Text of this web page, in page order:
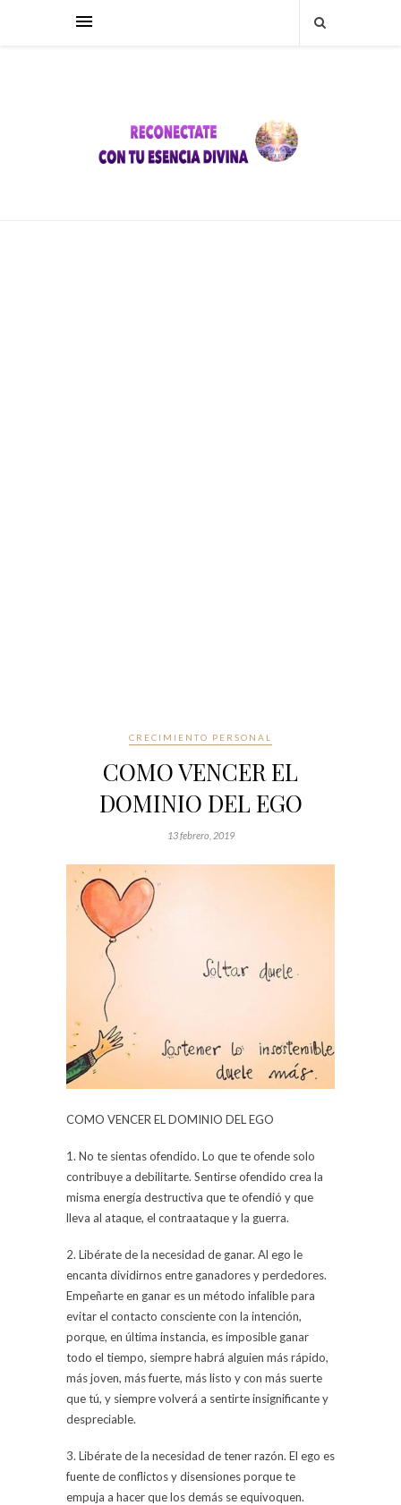
CRECIMIENTO PERSONAL
COMO VENCER EL
DOMINIO DEL EGO
13 febrero, 2019
COMO VENCER EL DOMINIO DEL EGO
1. No te sientas ofendido. Lo que te ofende solo
contribuye a debilitarte. Sentirse ofendido crea la
misma energía destructiva que te ofendió y que
lleva al ataque, el contraataque y la guerra.
2. Libérate de la necesidad de ganar. Al ego le
encanta dividirnos entre ganadores y perdedores.
Empeñarte en ganar es un método infalible para
evitar el contacto consciente con la intención,
porque, en última instancia, es imposible ganar
todo el tiempo, siempre habrá alguien más rápido,
más joven, más fuerte, más listo y con más suerte
que tú, y siempre volverá a sentirte insignificante y
despreciable.
3. Libérate de la necesidad de tener razón. El ego es
fuente de conflictos y disensiones porque te
empuja a hacer que los demás se equivoquen.